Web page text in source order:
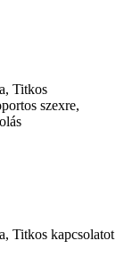
Titkos
szexre,
Titkos kapcsolatot